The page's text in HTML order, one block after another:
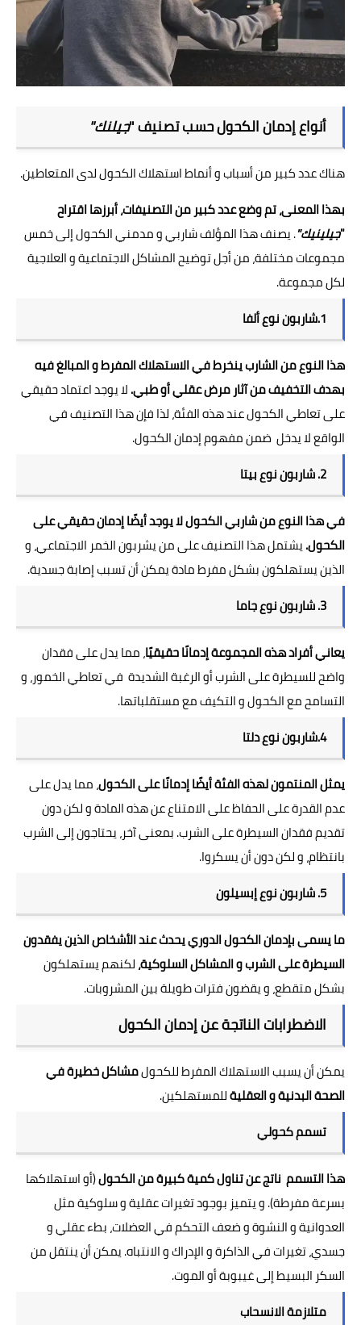
أنواع إدمان الكحول حسب تصنيف "جيلنك"
هناك عدد كبير من أسباب و أنماط استهلاك الكحول لدى المتعاطين.
بهذا المعنى، تم وضع عدد كبير من التصنيفات، أبرزها اقتراح
"جيلينيك". يصنف هذا المؤلف شاربي و مدمني الكحول إلى خمس
مجموعات مختلفة، من أجل توضيح المشاكل الاجتماعية و العلاجية
لكل مجموعة.
1.شاربون نوع ألفا
هذا النوع من الشارب ينخرط في الاستهلاك المفرط و المبالغ فيه
بهدف التخفيف من آثار مرض عقلي أو طبي.لا يوجد اعتماد حقيقي
على تعاطي الكحول عند هذه الفئة، لذا فإن هذا التصنيف في
الواقع لا يدخل ضمن مفهوم إدمان الكحول.
2. شاربون نوع بيتا
في هذا النوع من شاربي الكحول لا يوجد أيضًا إدمان حقيقي على
الكحول.يشتمل هذا التصنيف على من يشربون الخمر الاجتماعي، و
الذين يستهلكون بشكل مفرط مادة يمكن أن تسبب إصابة جسدية.
3. شاربون نوع جاما
يعاني أفراد هذه المجموعة إدمانًا حقيقيًا، مما يدل على فقدان
واضح للسيطرة على الشرب أو الرغبة الشديدة في تعاطي الخمور، و
التسامح مع الكحول و التكيف مع مستقلباتها.
4.شاربون نوع دلتا
يمثل المنتمون لهذه الفئة أيضًا إدمانًا على الكحول، مما يدل على
عدم القدرة على الحفاظ على الامتناع عن هذه المادة و لكن دون
تقديم فقدان السيطرة على الشرب. بمعنى آخر، يحتاجون إلى الشرب
بانتظام، و لكن دون أن يسكروا.
5. شاربون نوع إبسيلون
ما يسمى بإدمان الكحول الدوري يحدث عند الأشخاص الذين يفقدون
السيطرة على الشرب و المشاكل السلوكية،لكنهم يستهلكون
بشكل متقطع، و يقضون فترات طويلة بين المشروبات.
الاضطرابات الناتجة عن إدمان الكحول
يمكن أن يسبب الاستهلاك المفرط للكحولمشاكل خطيرة في
الصحة البدنية و العقليةللمستهلكين.
تسمم كحولي
هذا التسمم ناتج عن تناول كمية كبيرة من الكحول(أو استهلاكها
بسرعة مفرطة). و يتميز بوجود تغيرات عقلية و سلوكية مثل
العدوانية و النشوة و ضعف التحكم في العضلات، بطء عقلي و
جسدي، تغيرات في الذاكرة و الإدراك و الانتباه. يمكن أن ينتقل من
السكر البسيط إلى غيبوبة أو الموت.
متلازمة الانسحاب